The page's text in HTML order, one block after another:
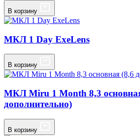
В корзину
МКЛ 1 Day ExeLens
В корзину
МКЛ Miru 1 Month 8,3
дополнительно)
В корзину